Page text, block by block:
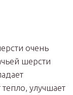
очень
шерсти
улучшает